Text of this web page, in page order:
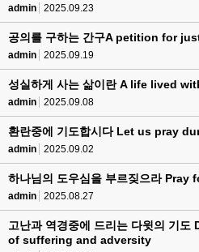
admin 2025.09.23
공의를 구하는 간구A petition for
admin 2025.09.19
성실하게 사는 삶이란 A life lived
admin 2025.09.08
환란중에 기도합시다 Let us pray
admin 2025.09.02
하나님의 도우심을 부르짖으라 Pray
admin 2025.08.27
고난과 역경중에 드리는 다윗의 기
of suffering and adversity